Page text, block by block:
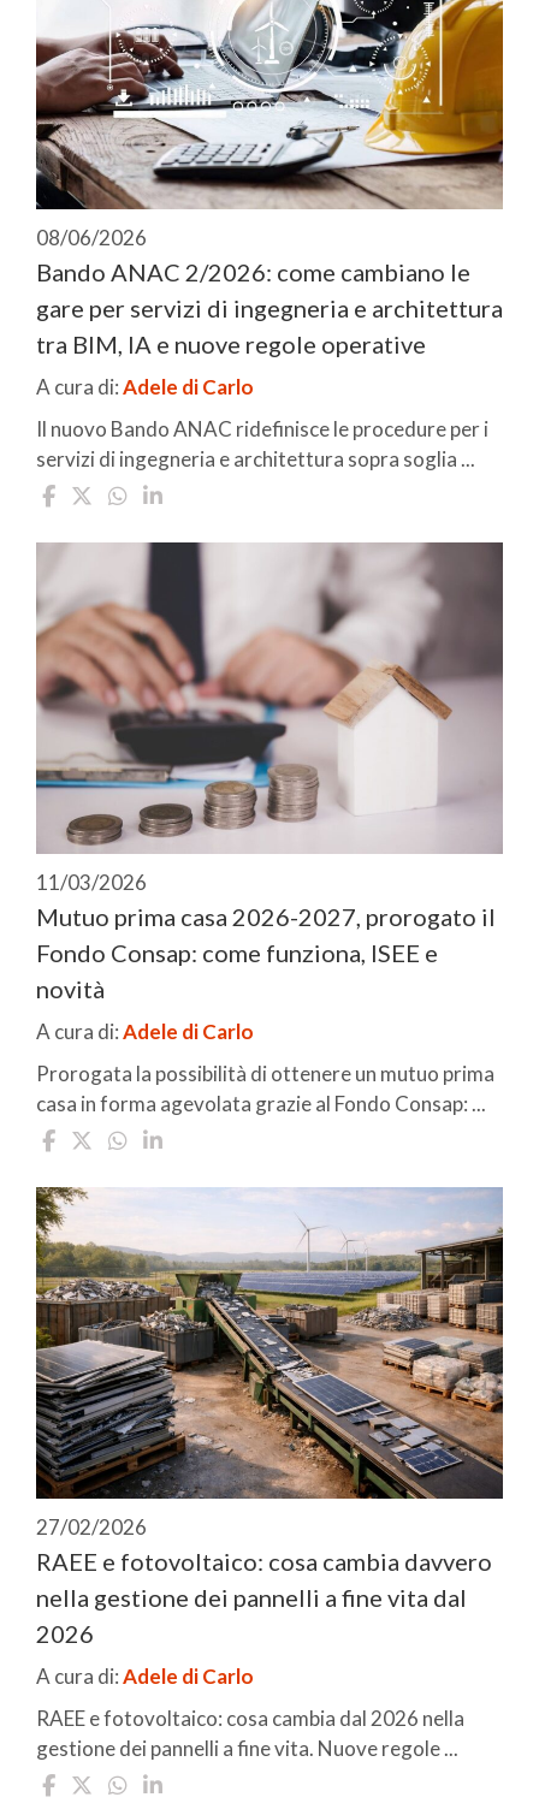
08/06/2026
Bando ANAC 2/2026: come cambiano le
gare per servizi di ingegneria e architettura
tra BIM, IA e nuove regole operative
A cura di:Adele di Carlo
Il nuovo Bando ANAC ridefinisce le procedure per i
servizi di ingegneria e architettura sopra soglia ...
11/03/2026
Mutuo prima casa 2026-2027, prorogato il
Fondo Consap: come funziona, ISEE e
novità
A cura di:Adele di Carlo
Prorogata la possibilità di ottenere un mutuo prima
casa in forma agevolata grazie al Fondo Consap: ...
27/02/2026
RAEE e fotovoltaico: cosa cambia davvero
nella gestione dei pannelli a fine vita dal
2026
A cura di:Adele di Carlo
RAEE e fotovoltaico: cosa cambia dal 2026 nella
gestione dei pannelli a fine vita. Nuove regole ...